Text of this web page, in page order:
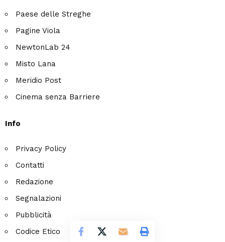
Paese delle Streghe
Pagine Viola
NewtonLab 24
Misto Lana
Meridio Post
Cinema senza Barriere
Info
Privacy Policy
Contatti
Redazione
Segnalazioni
Pubblicità
Codice Etico